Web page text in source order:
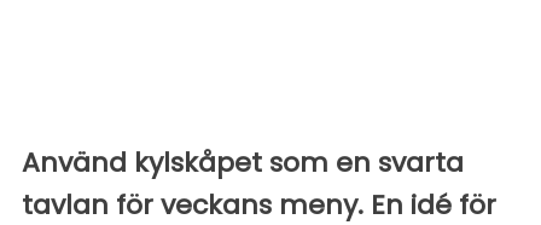
Använd kylskåpet som en svarta
tavlan för veckans meny. En idé för